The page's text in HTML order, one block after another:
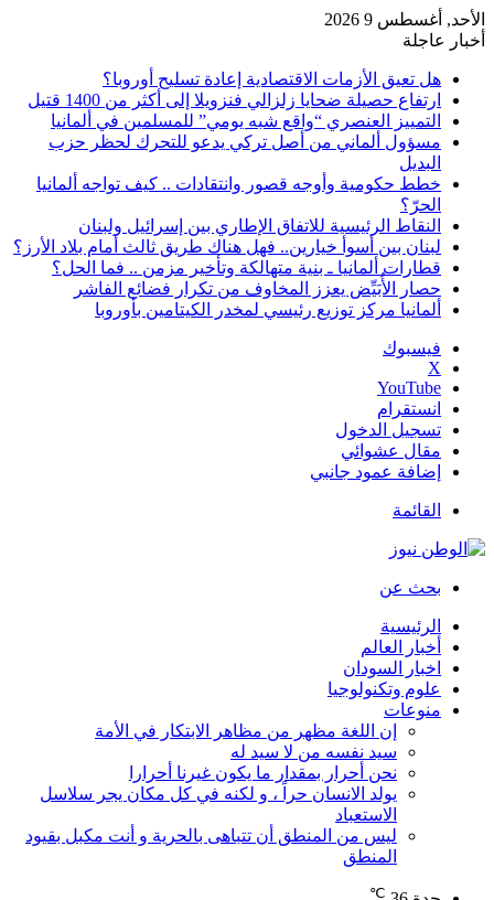
الأحد, أغسطس 9 2026
أخبار عاجلة
هل تعيق الأزمات الاقتصادية إعادة تسليح أوروبا؟
ارتفاع حصيلة ضحايا زلزالي فنزويلا إلى أكثر من 1400 قتيل
التمييز العنصري “واقع شبه يومي” للمسلمين في ألمانيا
مسؤول ألماني من أصل تركي يدعو للتحرك لحظر حزب
البديل
خطط حكومية وأوجه قصور وانتقادات .. كيف تواجه ألمانيا
الحرّ؟
النقاط الرئيسية للاتفاق الإطاري بين إسرائيل ولبنان
لبنان بين أسوأ خيارين.. فهل هناك طريق ثالث أمام بلاد الأرز؟
قطارات ألمانيا ـ بنية متهالكة وتأخير مزمن .. فما الحل؟
حصار الأُبَيِّض يعزز المخاوف من تكرار فضائع الفاشر
ألمانيا مركز توزيع رئيسي لمخدر الكيتامين بأوروبا
فيسبوك
‫X
‫YouTube
انستقرام
تسجيل الدخول
مقال عشوائي
إضافة عمود جانبي
القائمة
بحث عن
الرئيسية
أخبار العالم
اخبار السودان
علوم وتكنولوجيا
منوعات
إن اللغة مظهر من مظاهر الابتكار في الأمة
سيد نفسه من لا سيد له
نحن أحرار بمقدار ما يكون غيرنا أحرارا
يولد الانسان حراً ، و لكنه في كل مكان يجر سلاسل
الاستعباد
ليس من المنطق أن تتباهى بالحرية و أنت مكبل بقيود
المنطق
℃